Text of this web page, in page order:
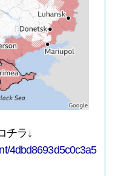
チラ↓
4dbd8693d5c0c3a5